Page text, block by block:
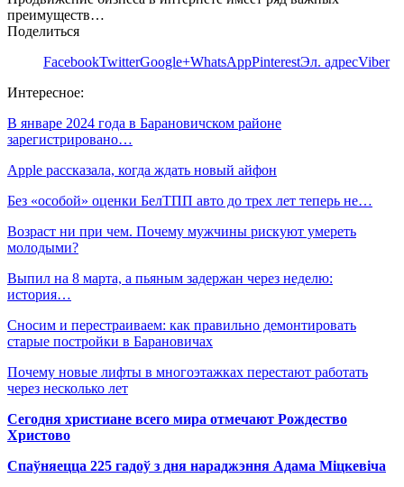
преимуществ…
Поделиться
FacebookTwitterGoogle+WhatsAppPinterestЭл. адресViber
Интересное:
В январе 2024 года в Барановичском районе
зарегистрировано…
Apple рассказала, когда ждать новый айфон
Без «особой» оценки БелТПП авто до трех лет теперь не…
Возраст ни при чем. Почему мужчины рискуют умереть
молодыми?
Выпил на 8 марта, а пьяным задержан через неделю:
история…
Сносим и перестраиваем: как правильно демонтировать
старые постройки в Барановичах
Почему новые лифты в многоэтажках перестают работать
через несколько лет
Сегодня христиане всего мира отмечают Рождество
Христово
Спаўняецца 225 гадоў з дня нараджэння Адама Міцкевіча